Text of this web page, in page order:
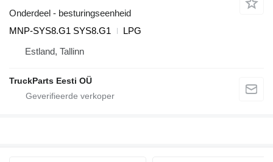
Onderdeel - besturingseenheid
MNP-SYS8.G1 SYS8.G1
LPG
Estland, Tallinn
TruckParts Eesti OÜ